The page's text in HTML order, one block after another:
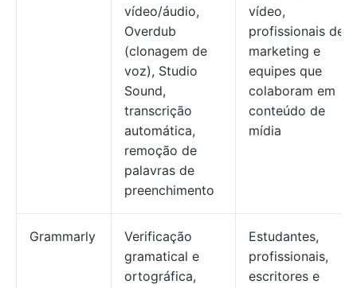
vídeo/áudio,
Overdub
(clonagem de
voz), Studio
Sound,
transcrição
automática,
remoção de
palavras de
preenchimento
vídeo,
profissionais de
marketing e
equipes que
colaboram em
conteúdo de
mídia
Grammarly
Verificação
gramatical e
ortográfica,
Estudantes,
profissionais,
escritores e